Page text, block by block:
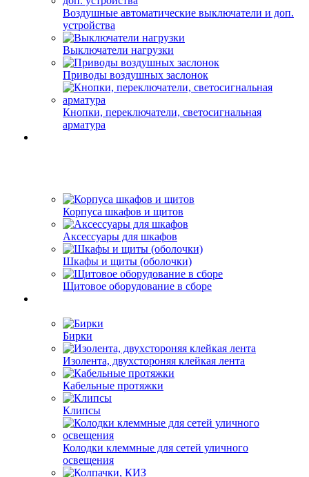
Воздушные автоматические выключатели и доп.
устройства
Выключатели нагрузки
Приводы воздушных заслонок
Кнопки, переключатели, светосигнальная
арматура
Корпуса шкафов и щитов
Аксессуары для шкафов
Шкафы и щиты (оболочки)
Щитовое оборудование в сборе
Бирки
Изолента, двухстороняя клейкая лента
Кабельные протяжки
Клипсы
Колодки клеммные для сетей уличного
освещения